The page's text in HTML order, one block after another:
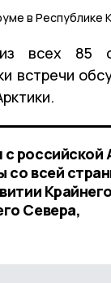
в Республике
всех 85
встречи
всей
Севера,